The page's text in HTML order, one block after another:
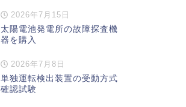
2026年7月15日
太陽電池発電所の故障探査機
器を購入
2026年7月8日
単独運転検出装置の受動方式
確認試験